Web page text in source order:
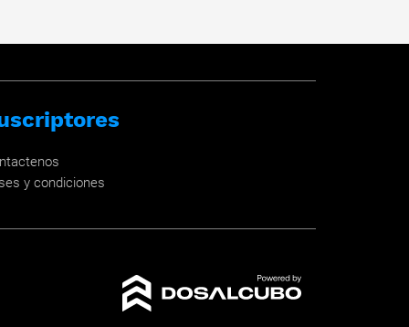
y condiciones